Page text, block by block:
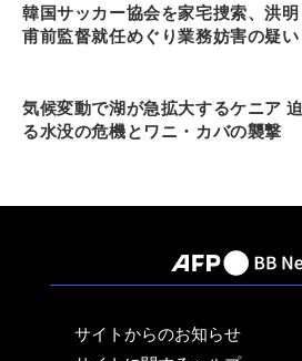
韓国サッカー協会を家宅捜索、洪明
甫前監督就任めぐり業務妨害の疑い
気候変動で湖が急拡大するケニア 迫
る水没の危機とワニ・カバの襲撃
サイトからのお知らせ